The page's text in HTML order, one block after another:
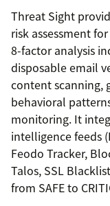
Threat Sight
risk assessment
8-factor analysis
disposable email
content scanning,
behavioral
monitoring. It
intelligence feeds
Feodo Tracker,
Talos, SSL
from SAFE to